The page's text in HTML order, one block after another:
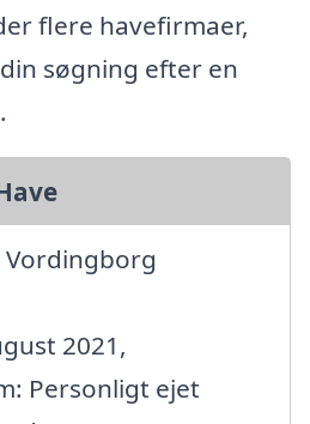
flere havefirmaer,
søgning efter en
Vordingborg
2021,
Personligt ejet